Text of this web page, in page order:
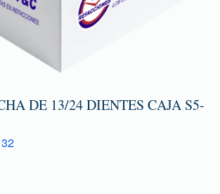
DE 13/24 DIENTES CAJA S5-